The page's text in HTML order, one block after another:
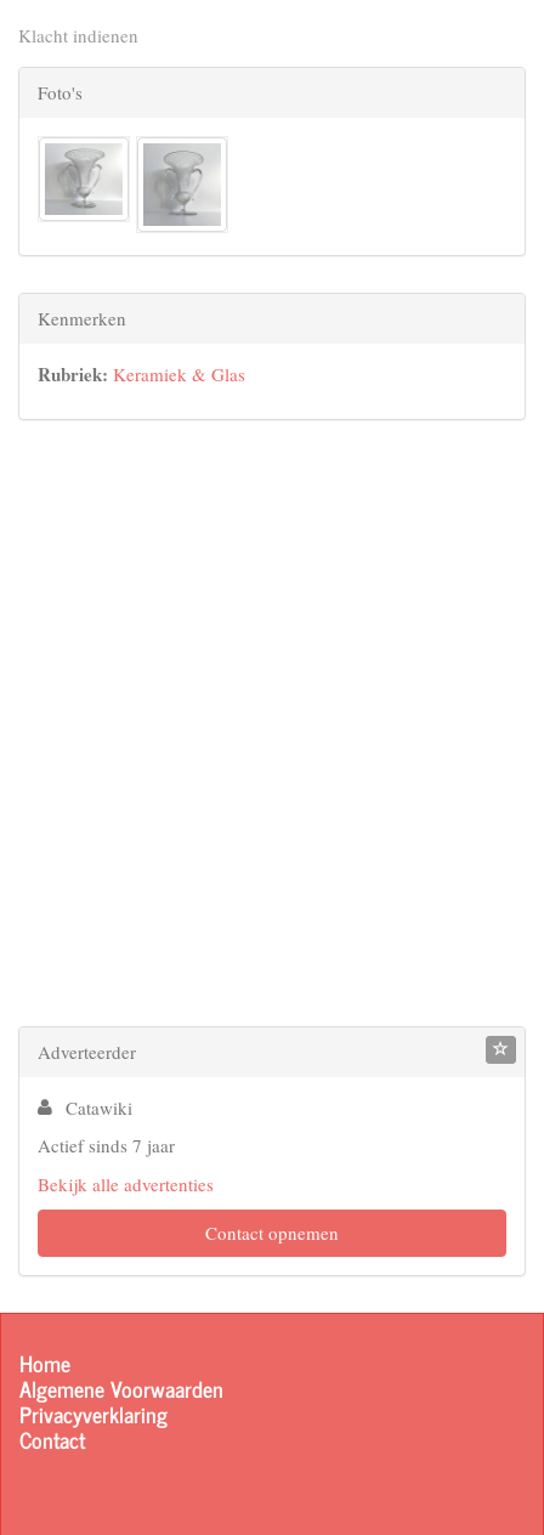
Klacht indienen
Foto's
Kenmerken
Rubriek: Keramiek & Glas
Adverteerder
Catawiki
Actief sinds 7 jaar
Bekijk alle advertenties
Contact opnemen
Home
Algemene Voorwaarden
Privacyverklaring
Contact